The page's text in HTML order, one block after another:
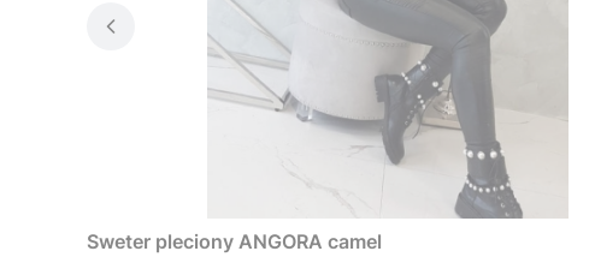
Sweter pleciony ANGORA camel